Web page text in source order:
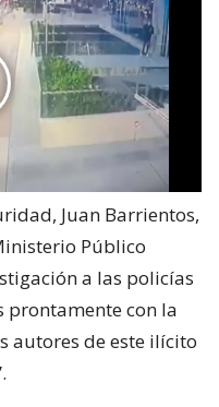
Juan Barrientos,
Público
a las policías
prontamente con la
autores de este ilícito